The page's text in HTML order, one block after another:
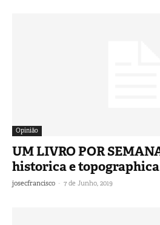
Opinião
UM LIVRO POR
historica e
josecfrancisco - 7 de Junho, 2019